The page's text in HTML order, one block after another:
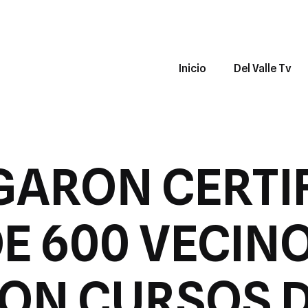
Inicio Del Valle Tv
600